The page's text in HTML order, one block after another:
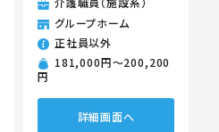
グループホーム
正社員以外
181,000円〜200,200
円
詳細画面へ